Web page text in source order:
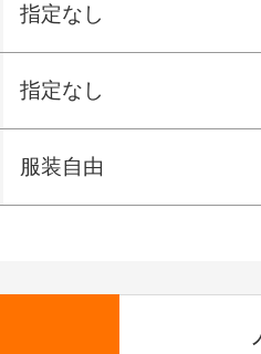
指定なし
指定なし
服装自由